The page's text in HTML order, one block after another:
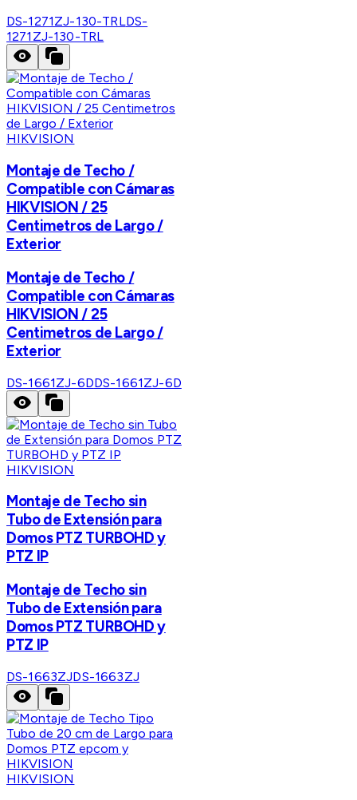
DS-1271ZJ-130-TRLDS-
1271ZJ-130-TRL
HIKVISION
Montaje de Techo /
Compatible con Cámaras
HIKVISION / 25
Centimetros de Largo /
Exterior
Montaje de Techo /
Compatible con Cámaras
HIKVISION / 25
Centimetros de Largo /
Exterior
DS-1661ZJ-6DDS-1661ZJ-6D
HIKVISION
Montaje de Techo sin
Tubo de Extensión para
Domos PTZ TURBOHD y
PTZ IP
Montaje de Techo sin
Tubo de Extensión para
Domos PTZ TURBOHD y
PTZ IP
DS-1663ZJDS-1663ZJ
HIKVISION